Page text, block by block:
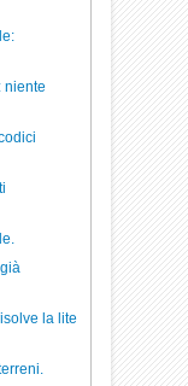
niente
la lite